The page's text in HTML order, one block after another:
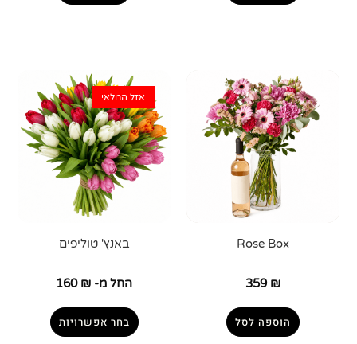
Rose Box
359 ₪
הוספה לסל
אזל המלאי
באנץ' טוליפים
החל מ- 160 ₪
בחר אפשרויות